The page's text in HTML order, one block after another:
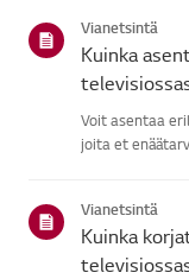
Vianetsintä
Kuinka
Voit asentaa
joita et
Vianetsintä
Kuinka